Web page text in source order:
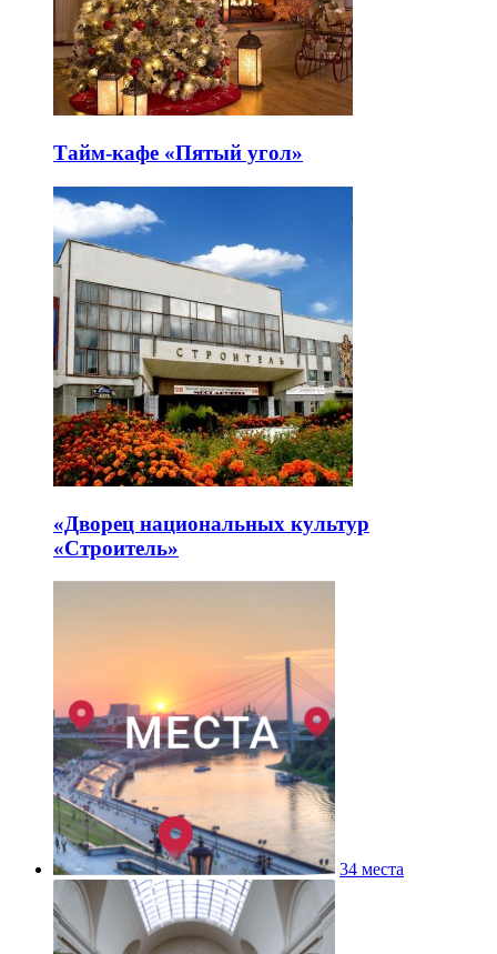
Тайм-кафе «Пятый угол»
«Дворец национальных культур
«Строитель»
34 места